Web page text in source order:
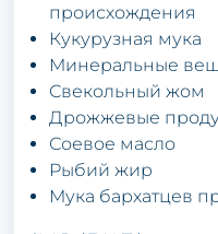
происхождения
Кукурузная мука
Минеральные
Свекольный жом
Дрожжевые
Соевое масло
Рыбий жир
Мука бархатцев